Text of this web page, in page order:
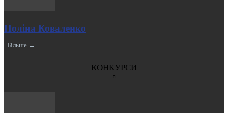
Поліна Коваленко
| Більше →
КОНКУРСИ